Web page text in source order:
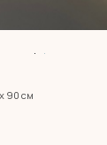
90 см